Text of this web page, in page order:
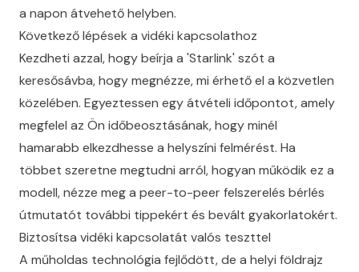
a napon átvehető helyben.
Következő lépések a vidéki kapcsolathoz
Kezdheti azzal, hogy beírja a 'Starlink' szót a
keresősávba, hogy megnézze, mi érhető el a közvetlen
közelében. Egyeztessen egy átvételi időpontot, amely
megfelel az Ön időbeosztásának, hogy minél
hamarabb elkezdhesse a helyszíni felmérést. Ha
többet szeretne megtudni arról, hogyan működik ez a
modell, nézze meg a peer-to-peer felszerelés bérlés
útmutatót további tippekért és bevált gyakorlatokért.
Biztosítsa vidéki kapcsolatát valós teszttel
A műholdas technológia fejlődött, de a helyi földrajz